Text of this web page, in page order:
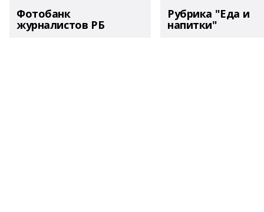
Фотобанк
журналистов РБ
Рубрика "Еда и
напитки"